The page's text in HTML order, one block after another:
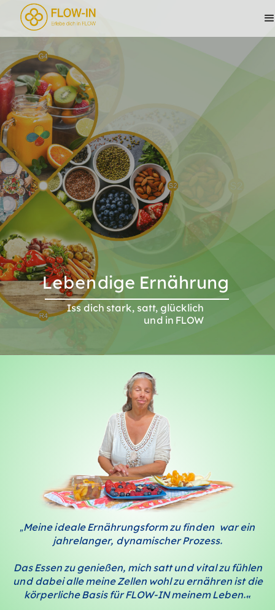
Lebendige Ernährung
Iss dich stark, satt, glücklich
und in FLOW
„Meine ideale Ernährungsform zu finden war ein
jahrelanger, dynamischer Prozess.
Das Essen zu genießen, mich satt und vital zu fühlen
und dabei alle meine Zellen wohl zu ernähren ist die
körperliche Basis für FLOW-IN meinem Leben.“